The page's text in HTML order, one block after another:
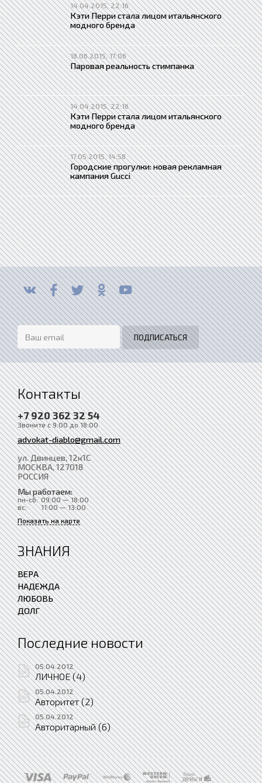
14.04.2015, 22:16
Кэти Перри стала лицом итальянского
модного бренда
18.06.2015, 17:06
Паровая реальность стимпанка
14.04.2015, 22:16
Кэти Перри стала лицом итальянского
модного бренда
17.05.2015, 14:58
Городские прогулки: новая рекламная
кампания Gucci
Контакты
+7 920 362 32 54
Звоните с 9:00 до 18:00
advokat-diablo@gmail.com
ул. Двинцев, 12к1С
МОСКВА, 127018
РОССИЯ
Мы работаем:
пн-сб: 09:00 — 18:00
вс:
11:00 — 13:00
Показать на карте
ЗНАНИЯ
ВЕРА
НАДЕЖДА
ЛЮБОВЬ
ДОЛГ
Последние новости
05.04.2012
ЛИЧНОЕ (4)
05.04.2012
Авторитет (2)
05.04.2012
Авторитарный (6)